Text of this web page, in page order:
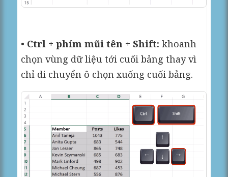
• Ctrl + phím mũi tên + Shift: khoanh
chọn vùng dữ liệu tới cuối bảng thay vì
chỉ di chuyển ô chọn xuống cuối bảng.